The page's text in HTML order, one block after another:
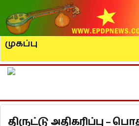
முகப்பு
திருட்டு அதிகரிப்பு –